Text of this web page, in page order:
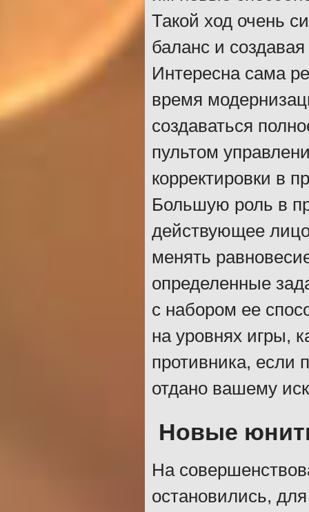
Такой ход очень
баланс и
Интересна сама
время
создаваться
пультом
корректировки в
Большую роль в
действующее
менять
определенные
с набором ее
на уровнях игры,
противника, если
отдано вашему
Новые
На
остановились,